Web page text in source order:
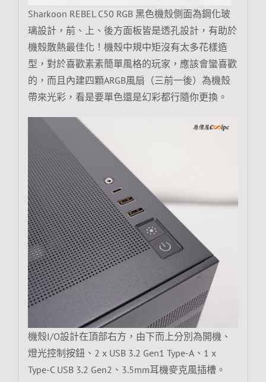
Sharkoon REBEL C50 RGB 黑色機殼側面為鋼化玻
璃設計，前、上、後方面板皆是透孔設計，有助於
機殼散熱最佳化！機殼中規中矩沒有太多花樣造
型，對於喜歡素素簡單風格的玩家，應該會蠻喜歡
的，而且內建四顆ARGB風扇（三前一後）為機殼
帶來光彩，看是要單色還是幻彩都行隨你更換。
機殼I/O設計在頂部右方，由下而上分別為開機、
燈光控制按鈕、2 x USB 3.2 Gen1 Type-A、1 x
Type-C USB 3.2 Gen2、3.5mm耳機麥克風插槽。